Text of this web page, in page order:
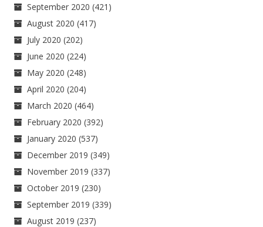
September 2020 (421)
August 2020 (417)
July 2020 (202)
June 2020 (224)
May 2020 (248)
April 2020 (204)
March 2020 (464)
February 2020 (392)
January 2020 (537)
December 2019 (349)
November 2019 (337)
October 2019 (230)
September 2019 (339)
August 2019 (237)